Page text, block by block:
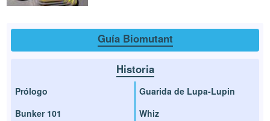
Guía Biomutant
Historia
Prólogo
Bunker 101
Guarida de Lupa-Lupin
Whiz